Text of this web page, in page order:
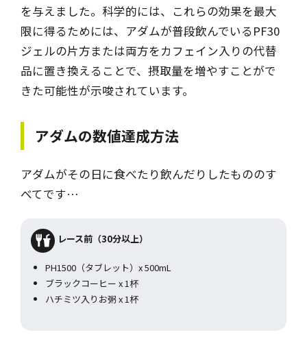
を与えました。科学的には、これらの効果を最大
限に得るためには、アダムが普段飲んでいるPF30
ジェルの片方または両方をカフェイン入りの代替
品に置き換えることで、摂取量を増やすことがで
きた可能性が示唆されています。
アダムの数値達成方法
アダムがその日に食べたり飲んだりしたもののす
べてです…
レース前（30分以上）
PH1500（タブレット）x 500mL
ブラックコーヒー x 1杯
ハチミツ入りお粥 x 1杯